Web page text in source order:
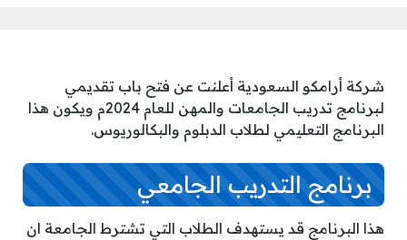
شركة أرامكو السعودية أعلنت عن فتح باب تقديمي
لبرنامج تدريب الجامعات والمهن للعام 2024م ويكون هذا
البرنامج التعليمي لطلاب الدبلوم والبكالوريوس.
برنامج التدريب الجامعي
هذا البرنامج قد يستهدف الطلاب التي تشترط الجامعة ان